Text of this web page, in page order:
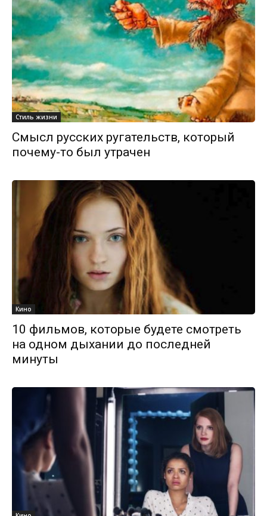
Стиль жизни
Смысл русских ругательств, который
почему-то был утрачен
Кино
10 фильмов, которые будете смотреть
на одном дыхании до последней
минуты